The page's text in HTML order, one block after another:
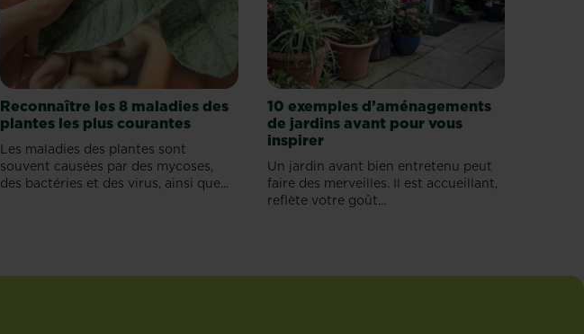
Reconnaître les 8 maladies des
plantes les plus courantes
Les maladies des plantes sont
souvent causées par des mycoses,
des bactéries et des virus, ainsi que...
10 exemples d’aménagements
de jardins avant pour vous
inspirer
Un jardin avant bien entretenu peut
faire des merveilles. Il est accueillant,
reflète votre goût...